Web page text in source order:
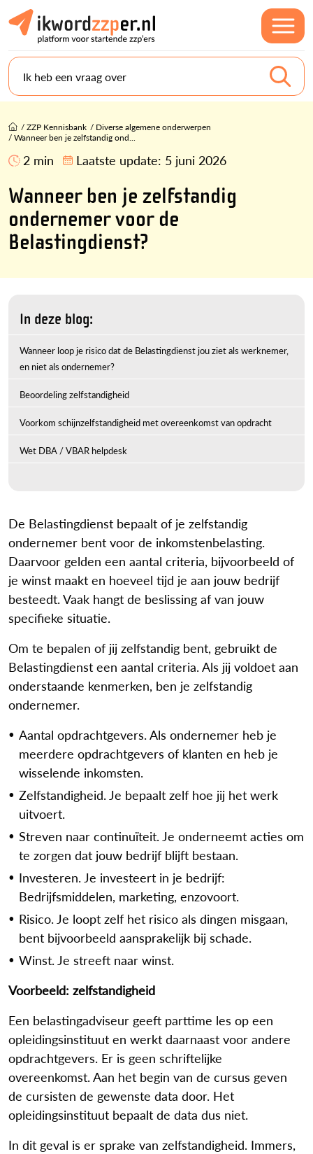
Ik heb een vraag over
/ZZP Kennisbank / Diverse algemene onderwerpen
/Wanneer ben je zelfstandig ond...
2 min Laatste update: 5 juni 2026
Wanneer ben je zelfstandig
ondernemer voor de
Belastingdienst?
In deze blog:
Wanneer loop je risico dat de Belastingdienst jou ziet als werknemer,
en niet als ondernemer?
Beoordeling zelfstandigheid
Voorkom schijnzelfstandigheid met overeenkomst van opdracht
Wet DBA / VBAR helpdesk
De Belastingdienst bepaalt of je zelfstandig
ondernemer bent voor de inkomstenbelasting.
Daarvoor gelden een aantal criteria, bijvoorbeeld of
je winst maakt en hoeveel tijd je aan jouw bedrijf
besteedt. Vaak hangt de beslissing af van jouw
specifieke situatie.
Om te bepalen of jij zelfstandig bent, gebruikt de
Belastingdienst een aantal criteria. Als jij voldoet aan
onderstaande kenmerken, ben je zelfstandig
ondernemer.
Aantal opdrachtgevers. Als ondernemer heb je
meerdere opdrachtgevers of klanten en heb je
wisselende inkomsten.
Zelfstandigheid. Je bepaalt zelf hoe jij het werk
uitvoert.
Streven naar continuïteit. Je onderneemt acties om
te zorgen dat jouw bedrijf blijft bestaan.
Investeren. Je investeert in je bedrijf:
Bedrijfsmiddelen, marketing, enzovoort.
Risico. Je loopt zelf het risico als dingen misgaan,
bent bijvoorbeeld aansprakelijk bij schade.
Winst. Je streeft naar winst.
Voorbeeld: zelfstandigheid
Een belastingadviseur geeft parttime les op een
opleidingsinstituut en werkt daarnaast voor andere
opdrachtgevers. Er is geen schriftelijke
overeenkomst. Aan het begin van de cursus geven
de cursisten de gewenste data door. Het
opleidingsinstituut bepaalt de data dus niet.
In dit geval is er sprake van zelfstandigheid. Immers,